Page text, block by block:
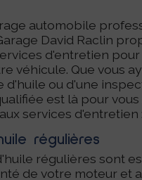
automobile
David Raclin
d'entretien
véhicule. Que vous
d'huile ou d'une
est là pour vous
services d'entretien :
régulières
régulières sont
de votre moteur et